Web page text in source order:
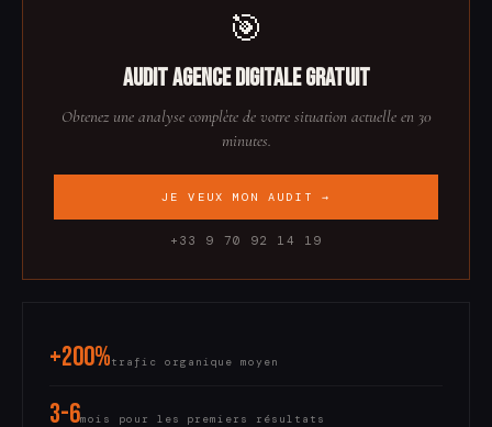
🎯
Audit Agence digitale gratuit
Obtenez une analyse complète de votre situation actuelle en 30
minutes.
JE VEUX MON AUDIT →
+33 9 70 92 14 19
+200%trafic organique moyen
3-6mois pour les premiers résultats